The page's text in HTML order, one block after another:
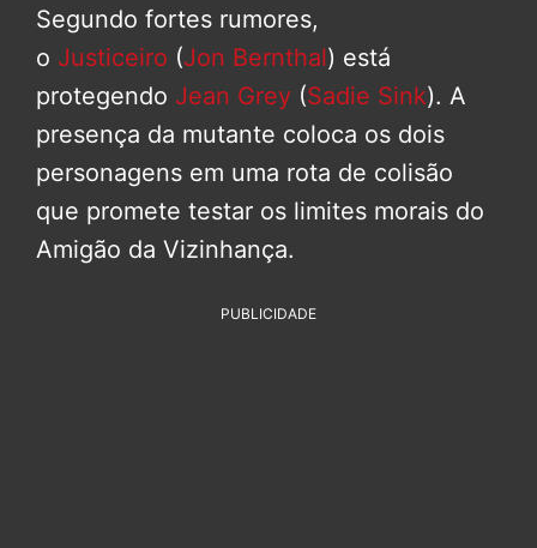
Segundo fortes rumores,
o Justiceiro (Jon Bernthal) está
protegendo Jean Grey (Sadie Sink). A
presença da mutante coloca os dois
personagens em uma rota de colisão
que promete testar os limites morais do
Amigão da Vizinhança.
PUBLICIDADE